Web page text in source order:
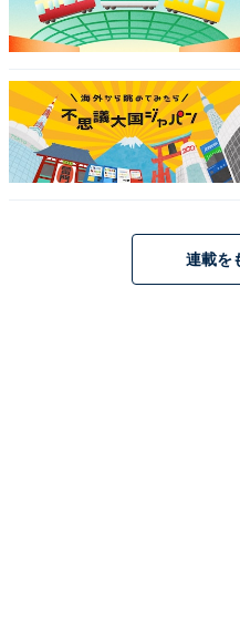
限定メニュー「ユールボール シーフ
また館内3か所の飲食店舗
メニューが登場。映画『
ット』で登場するクリス
ボールのディナーをイメー
連載を